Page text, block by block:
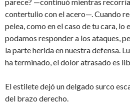
contertulio con el acero—. Cuando
pelea, como en el caso de tu cara, lo
podamos responder a los ataques,
la parte herida en nuestra defensa.
ha terminado, el dolor atrasado es
El estilete dejó un delgado surco
del brazo derecho.